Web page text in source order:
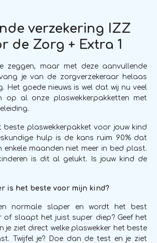
verzekering IZZ
de Zorg + Extra 1
zeggen, maar met deze aanvullende
je van de zorgverzekeraar helaas
Het goede nieuws is wel dat wij nu veel
op al onze plaswekkerpakketten met
beste plaswekkerpakket voor jouw kind
hulp is de kans ruim 90% dat
enkele maanden niet meer in bed plast.
kinderen is dit al gelukt. Is jouw kind de
is het beste voor mijn kind?
normale slaper en wordt het best
of slaapt het juist super diep? Geef het
je ziet direct welke plaswekker het beste
Twijfel je? Doe dan de test en je ziet